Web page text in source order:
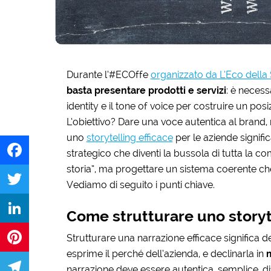
Facebook
Twitter
LinkedIn
Pinterest
Durante l’#ECOffe organizzato da L’Eco della
basta presentare prodotti e servizi: è
identity e il tone of voice per costruire un
L’obiettivo? Dare una voce autentica al
uno storytelling efficaceper le aziende
strategico che diventi la bussola di tutta la
storia”, ma progettare un sistema coerente
Vediamo di seguito i punti chiave.
Come strutturare uno
Strutturare una narrazione efficace significa
esprime il perché dell’azienda, e declinarla in